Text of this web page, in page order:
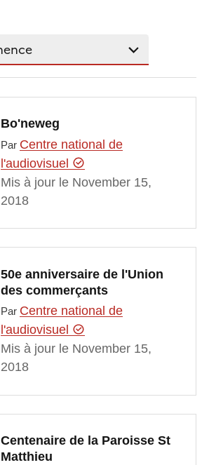
Bo'neweg
Par Centre national de
l'audiovisuel
Mis à jour le November 15,
2018
50e anniversaire de l'Union
des commerçants
Par Centre national de
l'audiovisuel
Mis à jour le November 15,
2018
Centenaire de la Paroisse St
Matthieu